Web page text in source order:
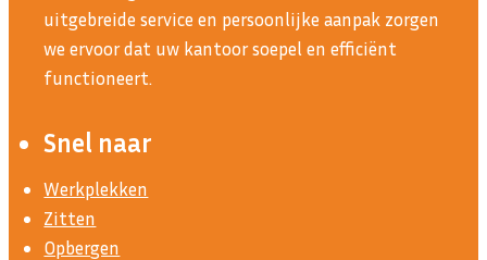
uitgebreide service en persoonlijke aanpak zorgen
we ervoor dat uw kantoor soepel en efficiënt
functioneert.
Snel naar
Werkplekken
Zitten
Opbergen